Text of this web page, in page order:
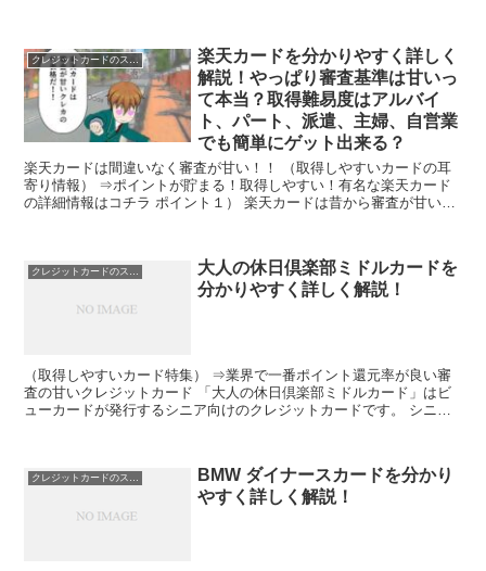
楽天カードを分かりやすく詳しく
解説！やっぱり審査基準は甘いっ
て本当？取得難易度はアルバイ
ト、パート、派遣、主婦、自営業
でも簡単にゲット出来る？
楽天カードは間違いなく審査が甘い！！ （取得しやすいカードの耳
寄り情報） ⇒ポイントが貯まる！取得しやすい！有名な楽天カード
の詳細情報はコチラ ポイント１） 楽天カードは昔から審査が甘いク
クレジットカードのスペック
大人の休日倶楽部ミドルカードを
分かりやすく詳しく解説！
（取得しやすいカード特集） ⇒業界で一番ポイント還元率が良い審
査の甘いクレジットカード 「大人の休日倶楽部ミドルカード」はビ
ューカードが発行するシニア向けのクレジットカードです。 シニア
クレジットカードのスペック
BMW ダイナースカードを分かり
やすく詳しく解説！